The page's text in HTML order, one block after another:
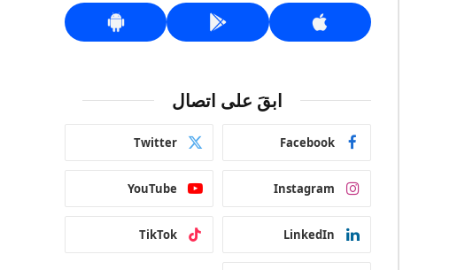
ابقَ على اتصال
Facebook
Twitter
Instagram
YouTube
LinkedIn
TikTok